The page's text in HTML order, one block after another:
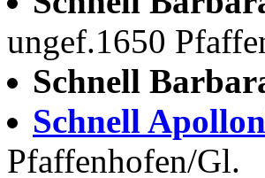
ungef.1650
Schnell
Schnell
Pfaffenhofen/Gl.